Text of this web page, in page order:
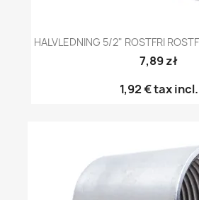
HALVLEDNING 5/2" ROSTFRI
7,89 zł
1,92 €tax incl.